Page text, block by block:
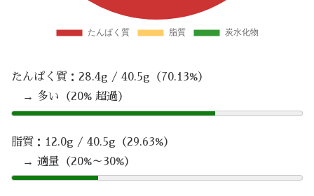
たんぱく質：28.4g / 40.5g（70.13%）
→ 多い（20% 超過）
脂質：12.0g / 40.5g（29.63%）
→ 適量（20%～30%）